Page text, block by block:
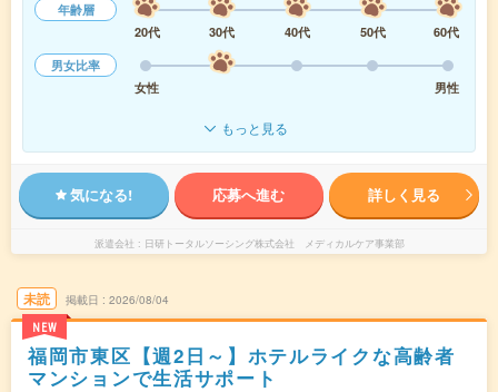
年齢層
20代
30代 40代 50代
60代
男女比率
女性
男性
もっと見る
気になる! 応募へ進む 詳しく見る
派遣会社 日研トータルソーシング株式会社 メディカルケア事業部
未読
NEW
掲載日 2026/08/04
福岡市東区【週2日～】ホテルライクな高齢者
マンションで生活サポート